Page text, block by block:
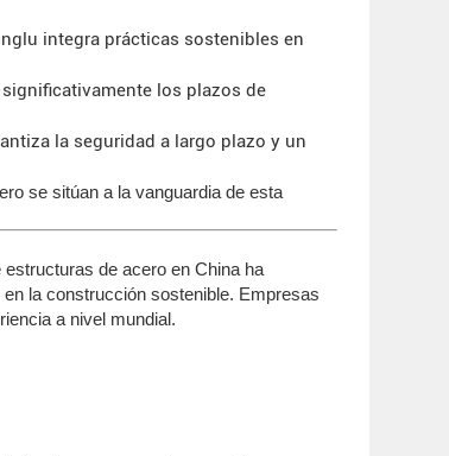
integra prácticas sostenibles en
los plazos de
la seguridad a largo plazo y un
se sitúan a la vanguardia de esta
de acero en China ha
la construcción sostenible. Empresas
a nivel mundial.